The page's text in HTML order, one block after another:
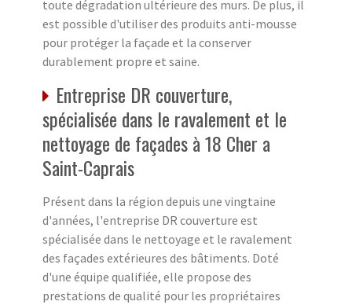
toute dégradation ultérieure des murs. De plus, il
est possible d'utiliser des produits anti-mousse
pour protéger la façade et la conserver
durablement propre et saine.
Entreprise DR couverture,
spécialisée dans le ravalement et le
nettoyage de façades à 18 Cher a
Saint-Caprais
Présent dans la région depuis une vingtaine
d'années, l'entreprise DR couverture est
spécialisée dans le nettoyage et le ravalement
des façades extérieures des bâtiments. Doté
d'une équipe qualifiée, elle propose des
prestations de qualité pour les propriétaires